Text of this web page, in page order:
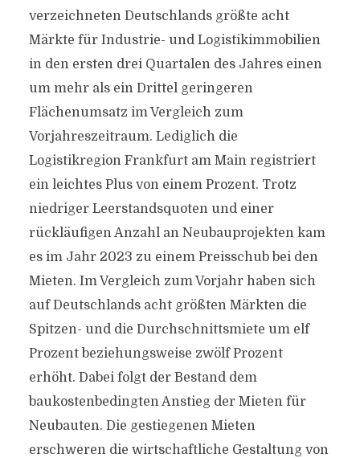
verzeichneten Deutschlands größte acht
Märkte für Industrie- und Logistikimmobilien
in den ersten drei Quartalen des Jahres einen
um mehr als ein Drittel geringeren
Flächenumsatz im Vergleich zum
Vorjahreszeitraum. Lediglich die
Logistikregion Frankfurt am Main registriert
ein leichtes Plus von einem Prozent. Trotz
niedriger Leerstandsquoten und einer
rückläufigen Anzahl an Neubauprojekten kam
es im Jahr 2023 zu einem Preisschub bei den
Mieten. Im Vergleich zum Vorjahr haben sich
auf Deutschlands acht größten Märkten die
Spitzen- und die Durchschnittsmiete um elf
Prozent beziehungsweise zwölf Prozent
erhöht. Dabei folgt der Bestand dem
baukostenbedingten Anstieg der Mieten für
Neubauten. Die gestiegenen Mieten
erschweren die wirtschaftliche Gestaltung von